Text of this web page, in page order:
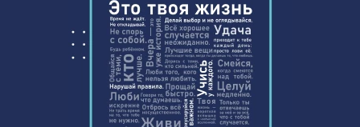
Перфорированная панель ГОТИКА,
2070х930мм, ХДФ, венге
Натуральные обои Cosca Traditional
Prints L5095, 0,91 x 6,2 м
Натуральные обои Cosca Морено
Банана, 0,91 x 10 м